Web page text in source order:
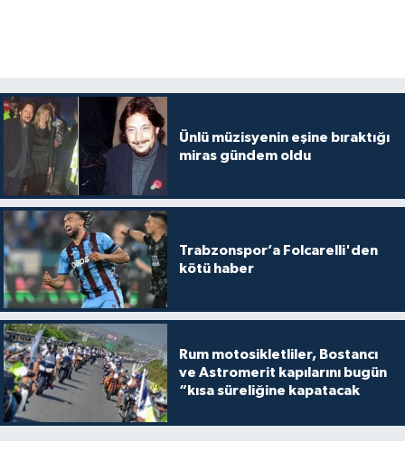
Ünlü müzisyenin eşine bıraktığı
miras gündem oldu
Trabzonspor’a Folcarelli'den
kötü haber
Rum motosikletliler, Bostancı
ve Astromerit kapılarını bugün
“kısa süreliğine kapatacak